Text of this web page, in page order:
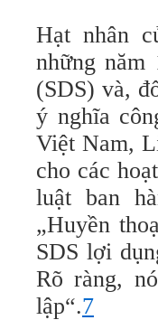
Hạt nhân
những
(SDS) và,
ý nghĩa
Việt Nam,
cho các
luật ban
„Huyền
SDS lợi
Rõ ràng,
lập“.7